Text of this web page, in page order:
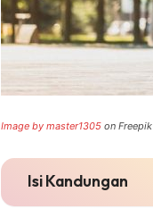
Image by master1305 on Freepik
Isi Kandungan